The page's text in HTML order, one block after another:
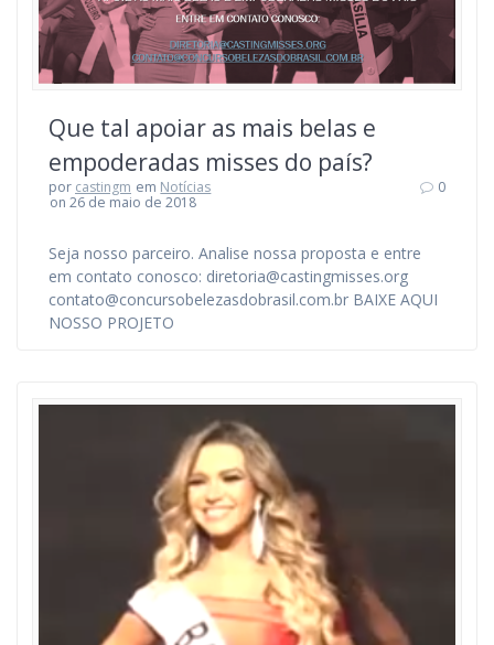
Que tal apoiar as mais belas e
empoderadas misses do país?
por castingm em Notícias
on 26 de maio de 2018
0
Seja nosso parceiro. Analise nossa proposta e entre
em contato conosco: diretoria@castingmisses.org
contato@concursobelezasdobrasil.com.br BAIXE AQUI
NOSSO PROJETO